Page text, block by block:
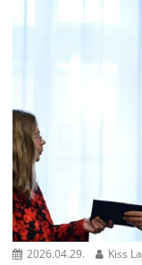
2026.04.29. Kiss